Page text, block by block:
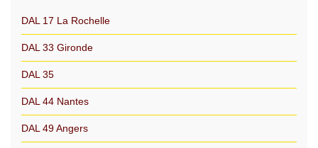
DAL 17 La Rochelle
DAL 33 Gironde
DAL 35
DAL 44 Nantes
DAL 49 Angers